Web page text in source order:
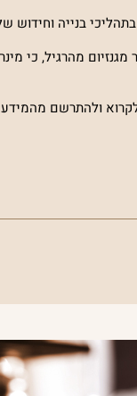
בנייה וחידוש
מגנזיום מהרגיל, כי
ולהתרשם